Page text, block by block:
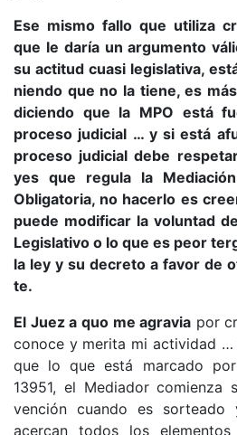
Ese mis­mo fa­llo que uti­li­za
que le da­ría un ar­gu­men­to
su ac­ti­tud cua­si le­gis­la­ti­va,
nien­do que no la tie­ne, es
di­cien­do que la MPO es­tá
pro­ce­so ju­di­cial … y si es­tá
pro­ce­so ju­di­cial de­be
yes que re­gu­la la
Obli­ga­to­ria, no ha­cer­lo es
pue­de mo­di­fi­car la vo­lun­tad
Le­gis­la­ti­vo o lo que es peor
la ley y su de­cre­to a fa­vor de
te.
El Juez a quo me agra­via por
co­no­ce y me­ri­ta mi ac­ti­vi­dad
que lo que es­tá mar­ca­do
13951, el Me­dia­dor co­mien­za
ven­ción cuan­do es
acer­can to­dos los